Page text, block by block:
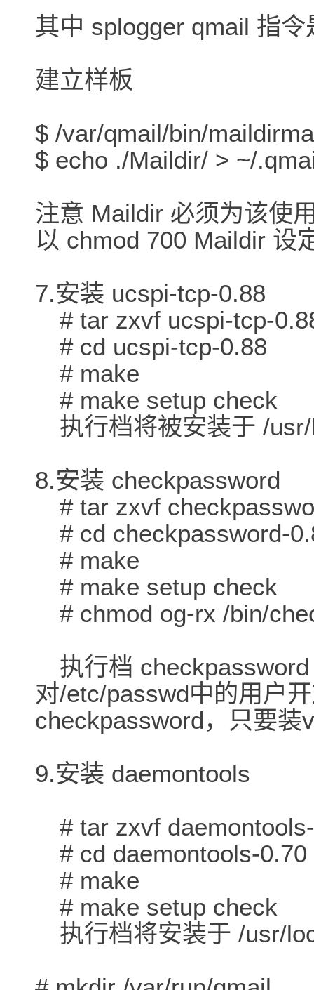
其中 splogger qmail 指
建立样板
$ /var/qmail/bin/
$ echo ./Maildir/ > ~/
注意 Maildir 必须为该使
以 chmod 700 Maildir 设
7.安装 ucspi-tcp-0.88
# tar zxvf ucspi-tcp-
# cd ucspi-tcp-0.88
# make
# make setup check
执行档将被安装于 /
8.安装 checkpassword
# tar zxvf
# cd checkpassword-
# make
# make setup check
# chmod og-rx /bin/
执行档
对/etc/passwd中的用户
checkpassword，只要装
9.安装 daemontools
# tar zxvf
# cd daemontools-0.70
# make
# make setup check
执行档将安装于 /usr/